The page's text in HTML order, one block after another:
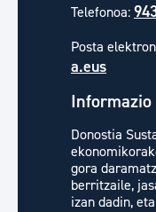
Telefonoa:
Posta
a.eus
Informazio
Donostia
gora
berritzaile,
izan dadin,